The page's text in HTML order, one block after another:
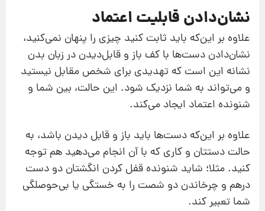
نشان‌دادن قابلیت اعتماد
علاوه‌ بر این‌که باید ثابت کنید چیزی را پنهان نمی‌کنید،
نشان‌دادن دست‌‌ها با کف باز و قابل‌دیدن در زبان بدن
نشانه این است که تهدیدی برای شخص مقابل نیستید
و می‌تواند به شما نزدیک شود. این حالت، بین شما و
شنونده اعتماد ایجاد می‌کند.
علاوه بر این‌که دست‌‌ها باید باز و قابل دیدن باشد، به
حالت دستتان و کاری که با آن انجام می‌دهید هم توجه
کنید. مثلا؛ شاید شنونده قفل کردن انگشتان دو دست
درهم و چرخاندن دو شصت‌ را به خستگی یا بی‌‌حوصلگی
شما تعبیر کند.